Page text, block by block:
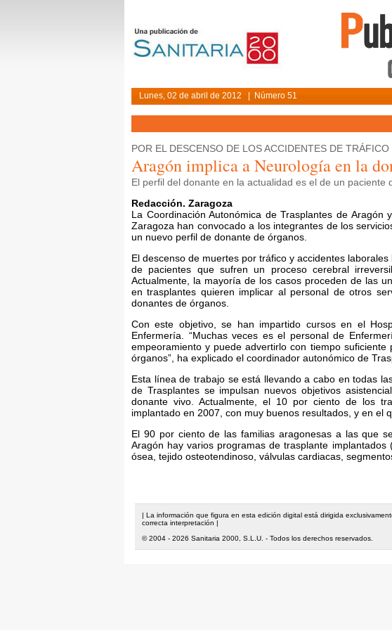
Lunes, 02 de abril de 2012 | Número 51
POR EL DESCENSO DE LOS ACCIDENTES DE
Aragón implica a Neurología en la
El perfil del donante en la actualidad es el de un
Redacción. Zaragoza
La Coordinación Autonómica de Trasplantes de
Zaragoza han convocado a los integrantes de los
un nuevo perfil de donante de órganos.
El descenso de muertes por tráfico y accidentes
de pacientes que sufren un proceso cerebral
Actualmente, la mayoría de los casos proceden de las
en trasplantes quieren implicar al personal de otros
donantes de órganos.
Con este objetivo, se han impartido cursos en el
Enfermería. “Muchas veces es el personal de
empeoramiento y puede advertirlo con tiempo
órganos”, ha explicado el coordinador autonómico de
Esta línea de trabajo se está llevando a cabo en todas
de Trasplantes se impulsan nuevos objetivos
donante vivo. Actualmente, el 10 por ciento de los
implantado en 2007, con muy buenos resultados, y en el
El 90 por ciento de las familias aragonesas a las que
Aragón hay varios programas de trasplante
ósea, tejido osteotendinoso, válvulas cardiacas,
| La información que figura en esta edición digital está dirigida
correcta interpretación |
© 2004 - 2026 Sanitaria 2000, S.L.U. - Todos los derechos reservados.